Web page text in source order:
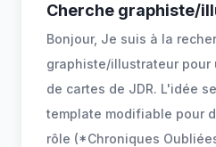
Cherche graphiste/
Bonjour, Je suis à la
graphiste/illustrateur pour
de cartes de JDR. L'idée
template modifiable pour
rôle (*Chroniques